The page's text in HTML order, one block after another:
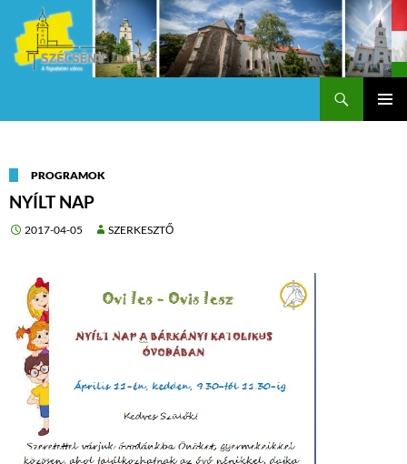
PROGRAMOK
NYÍLT NAP
2017-04-05 SZERKESZTŐ